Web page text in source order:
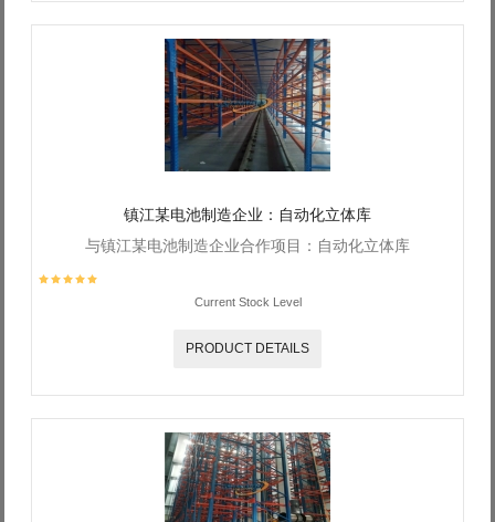
镇江某电池制造企业：自动化立体库
与镇江某电池制造企业合作项目：自动化立体库
Current Stock Level
PRODUCT DETAILS